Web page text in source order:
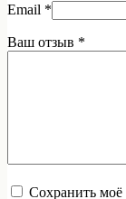
Email *
Ваш отзыв *
Сохранить моё